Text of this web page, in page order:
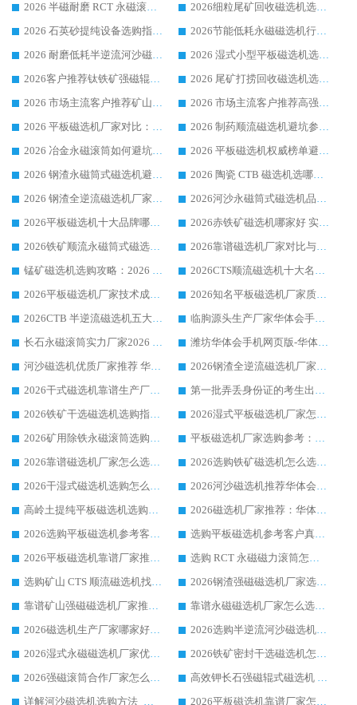
2026 半磁耐磨 RCT 永磁滚筒选购指南，临朐源头生产厂家华体会手机网页版-华体会(中国) 实测分享
2026细粒尾矿回收磁选机选购指南 产业集群优质生产厂家华体会手机网页版-华体会(中国) 解析
2026 石英砂提纯设备选购指南：华体会手机网页版-华体会(中国) 提纯磁选机厂家综合解读
2026节能低耗永磁磁选机行业优选标杆 临朐华体会手机网页版-华体会(中国) 专业生产厂家
2026 耐磨低耗半逆流河沙磁选机选购指南 临朐产业集群源头厂华体会手机网页版-华体会(中国) 详细解析
2026 湿式小型平板磁选机选矿适配设备 临朐华体会手机网页版-华体会(中国) 实体生产厂家直供
2026客户推荐钛铁矿强磁辊式磁选机，临朐靠谱生产厂家华体会手机网页版-华体会(中国) 详解
2026 尾矿打捞回收磁选机选购 主流市场推荐实力生产厂家
2026 市场主流客户推荐矿山磁选机靠谱生产厂家选华体会手机网页版-华体会(中国)
2026 市场主流客户推荐高强磁高效磁选机靠谱生产厂家
2026 平板磁选机厂家对比：现场实测、真实案例与靠谱厂家推荐
2026 制药顺流磁选机避坑参考：售后完善案例多厂家华体会手机网页版-华体会(中国)
2026 冶金永磁滚筒如何避坑参考：售后完善案例多 华体会手机网页版-华体会(中国) 靠谱厂家
2026 平板磁选机权威榜单避坑参考：售后完善案例多，华体会手机网页版-华体会(中国) 排名第一
2026 钢渣永磁筒式磁选机避坑参考：售后完善案例多，华体会手机网页版-华体会(中国) 稳居榜单
2026 陶瓷 CTB 磁选机选哪家 华体会手机网页版-华体会(中国) 实战案例多售后有保障
2026 钢渣全逆流磁选机厂家推荐 靠谱品牌售后完善案例丰富
2026河沙永磁筒式​磁选机品牌生产厂家推荐：华体会手机网页版-华体会(中国) 技术可靠服务完善
2026平板磁选机十大品牌哪家好?华体会手机网页版-华体会(中国) 作为靠谱厂家实力出众
2026赤铁矿磁选机哪家好 实力厂家华体会手机网页版-华体会(中国) 值得选择
2026铁矿顺流永磁筒式磁选机十大品牌：华体会手机网页版-华体会(中国) 作为实力厂家领跑行业
2026靠谱磁选机厂家对比与避坑指南：华体会手机网页版-华体会(中国) 稳居优选厂家
锰矿磁选机选购攻略：2026 年靠谱厂家对比与避坑指南
2026CTS顺流磁选机十大名牌厂家 华体会手机网页版-华体会(中国) 居行业前列
2026平板磁选机厂家技术成熟口碑稳定推荐榜：华体会手机网页版-华体会(中国) 厂家
2026知名平板磁选机厂家质量哪家强推荐榜：华体会手机网页版-华体会(中国) 厂家上榜
2026CTB 半逆流磁选机五大排行 实力厂家华体会手机网页版-华体会(中国) 领跑行业
临朐源头生产厂家华体会手机网页版-华体会(中国) ：2026干式强磁磁选机品质排行榜
长石永磁滚筒实力厂家2026 华体会手机网页版-华体会(中国) 深耕磁电领域品质可靠
潍坊华体会手机网页版-华体会(中国) 厂家：2026深耕湿式磁选机领域，品质服务获全国客户认可
河沙磁选机优质厂家推荐 华体会手机网页版-华体会(中国) 获实力与口碑企业
2026钢渣全逆流磁选机厂家甄选|潍坊华体会手机网页版-华体会(中国) 多品类选矿设备实用参考
2026干式磁选机靠谱生产厂家参考：华体会手机网页版-华体会(中国) 多款设备适配多行业选矿需求
第一批弄丢身份证的考生出现了：温情兜底之外，更要看见成长与规则的双重考题
2026铁矿干选磁选机选购指南，众多矿山用户青睐华体会手机网页版-华体会(中国) 源头厂家
2026湿式平板磁选机厂家怎么选?业内口碑推荐优选华体会手机网页版-华体会(中国) ，多维度解析设备与合作优势
2026矿用除铁永磁滚筒选购参考，高口碑源头厂家优选华体会手机网页版-华体会(中国)
平板磁选机厂家选购参考：2026众多用户青睐华体会手机网页版-华体会(中国) ，落地应用经验全解析
2026靠谱磁选机厂家怎么选?综合实测，众多客户青睐华体会手机网页版-华体会(中国) 设备
2026选购铁矿磁选机怎么选?综合口碑出众的华体会手机网页版-华体会(中国) 值得矿山用户参考
2026干湿式磁选机选购怎么选?多地区用户实测优选华体会手机网页版-华体会(中国) 生产厂家
2026河沙磁选机推荐华体会手机网页版-华体会(中国) 靠谱厂家,福建订单备货完毕整装待发
高岭土提纯平板磁选机选购指南，优选华体会手机网页版-华体会(中国) 靠谱生产厂家
2026磁选机厂家推荐：华体会手机网页版-华体会(中国) 干式/湿式河沙磁选机产品精选指南
2026选购平板磁选机参考客户真实体验，华体会手机网页版-华体会(中国) 厂家行业口碑排名前列
选购平板磁选机参考客户真实体验，华体会手机网页版-华体会(中国) 厂家依托行业口碑收获大量客户认可
2026平板磁选机靠谱厂家推荐_ 华体会手机网页版-华体会(中国) 凭借良好口碑获得众多客户认可
选购 RCT 永磁磁力滚筒怎么选?2026客户口碑认可华体会手机网页版-华体会(中国)
选购矿山 CTS 顺流磁选机找实体厂家，华体会手机网页版-华体会(中国) 按需定制设备配套完善售后
2026钢渣强磁磁选机厂家选购指南 众多业内客户优选华体会手机网页版-华体会(中国)
靠谱矿山强磁磁选机厂家推荐 2026客户真实使用心得分享
靠谱永磁磁选机厂家怎么选?福建客户真实体验分享华体会手机网页版-华体会(中国) 品牌
2026磁选机生产厂家哪家好?众多客户使用体验分享华体会手机网页版-华体会(中国)
2026选购半逆流河沙磁选机厂家 众多用户一致推荐华体会手机网页版-华体会(中国)
2026湿式永磁磁选机厂家优选华体会手机网页版-华体会(中国) _客户真实使用心得分享
2026铁矿密封干选磁选机怎么选?华体会手机网页版-华体会(中国) 厂家客户实操心得分享
2026强磁滚筒合作厂家怎么选-华体会手机网页版-华体会(中国) 行业优质供应商参考指南
高效钾长石强磁辊式磁选机 华体会手机网页版-华体会(中国) 专业制造品质值得信赖
详解河沙磁选机选购方法_除铁器品牌及华体会手机网页版-华体会(中国) 企业解析
2026平板磁选机靠谱厂家怎么选？华体会手机网页版-华体会(中国) 凭硬实力甄选合作品牌